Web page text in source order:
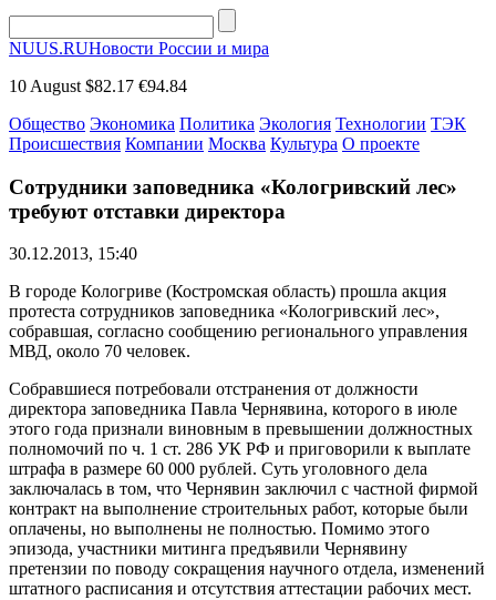
NUUS.RUНовости России и мира
10 August $82.17 €94.84
Общество Экономика Политика Экология Технологии ТЭК
Происшествия Компании Москва Культура О проекте
Сотрудники заповедника «Кологривский лес»
требуют отставки директора
30.12.2013, 15:40
В городе Кологриве (Костромская область) прошла акция
протеста сотрудников заповедника «Кологривский лес»,
собравшая, согласно сообщению регионального управления
МВД, около 70 человек.
Собравшиеся потребовали отстранения от должности
директора заповедника Павла Чернявина, которого в июле
этого года признали виновным в превышении должностных
полномочий по ч. 1 ст. 286 УК РФ и приговорили к выплате
штрафа в размере 60 000 рублей. Суть уголовного дела
заключалась в том, что Чернявин заключил с частной фирмой
контракт на выполнение строительных работ, которые были
оплачены, но выполнены не полностью. Помимо этого
эпизода, участники митинга предъявили Чернявину
претензии по поводу сокращения научного отдела, изменений
штатного расписания и отсутствия аттестации рабочих мест.